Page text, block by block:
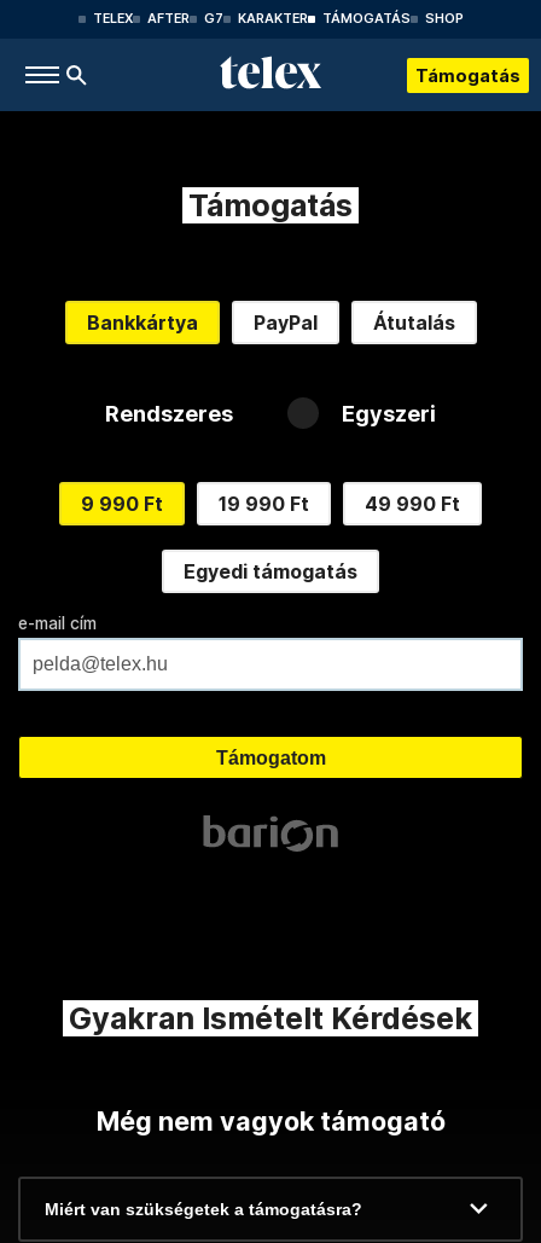
TELEX AFTER G7 KARAKTER TÁMOGATÁS SHOP
Támogatás
Támogatás
Bankkártya PayPal Átutalás
Rendszeres Egyszeri
9 990 Ft 19 990 Ft 49 990 Ft
Egyedi támogatás
e-mail cím
Gyakran Ismételt Kérdések
Még nem vagyok támogató
Miért van szükségetek a támogatásra?